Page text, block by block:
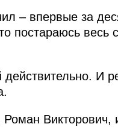
– впервые за
постараюсь
И